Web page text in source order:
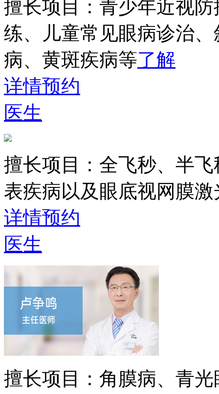
擅长项目： 青少年近视
练、儿童常见眼病诊治
病、黄斑疾病等了解
详情预约
医生
擅长项目： 全飞秒、半
表疾病以及眼底视网膜激
详情预约
医生
擅长项目： 角膜病、青